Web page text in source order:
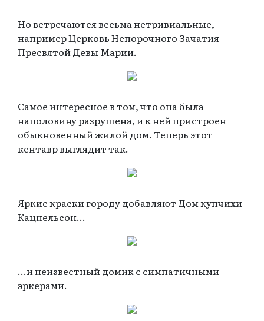
Но встречаются весьма нетривиальные,
например Церковь Непорочного Зачатия
Пресвятой Девы Марии.
Самое интересное в том, что она была
наполовину разрушена, и к ней пристроен
обыкновенный жилой дом. Теперь этот
кентавр выглядит так.
Яркие краски городу добавляют Дом купчихи
Кацнельсон...
...и неизвестный домик с симпатичными
эркерами.